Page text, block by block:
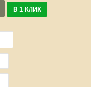
В 1 КЛИК